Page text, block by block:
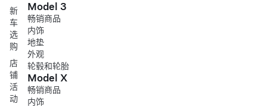
新
车
选
购
店
铺
活
动
Model 3
畅销商品
内饰
地垫
外观
轮毂和轮胎
Model X
畅销商品
内饰